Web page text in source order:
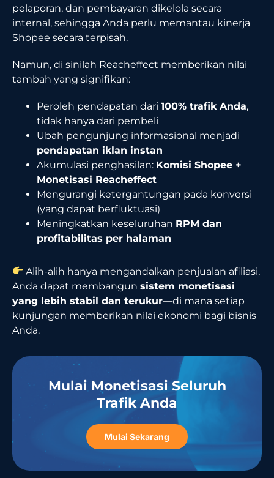
pelaporan, dan pembayaran dikelola secara
internal, sehingga Anda perlu memantau kinerja
Shopee secara terpisah.
Namun, di sinilah Reacheffect memberikan nilai
tambah yang signifikan:
Peroleh pendapatan dari 100% trafik Anda,
tidak hanya dari pembeli
Ubah pengunjung informasional menjadi
pendapatan iklan instan
Akumulasi penghasilan: Komisi Shopee +
Monetisasi Reacheffect
Mengurangi ketergantungan pada konversi
(yang dapat berfluktuasi)
Meningkatkan keseluruhan RPM dan
profitabilitas per halaman
Alih-alih hanya mengandalkan penjualan afiliasi,
Anda dapat membangun sistem monetisasi
yang lebih stabil dan terukur—di mana setiap
kunjungan memberikan nilai ekonomi bagi bisnis
Anda.
Mulai Monetisasi Seluruh
Trafik Anda
Mulai Sekarang